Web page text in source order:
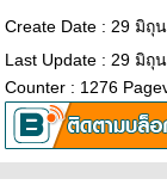
Create Date : 29 มิถุ
Last Update : 29 มิถุ
Counter : 1276